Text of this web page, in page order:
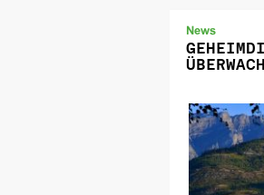
News